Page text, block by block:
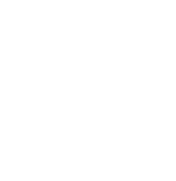
tarzlara uyum sağlar.